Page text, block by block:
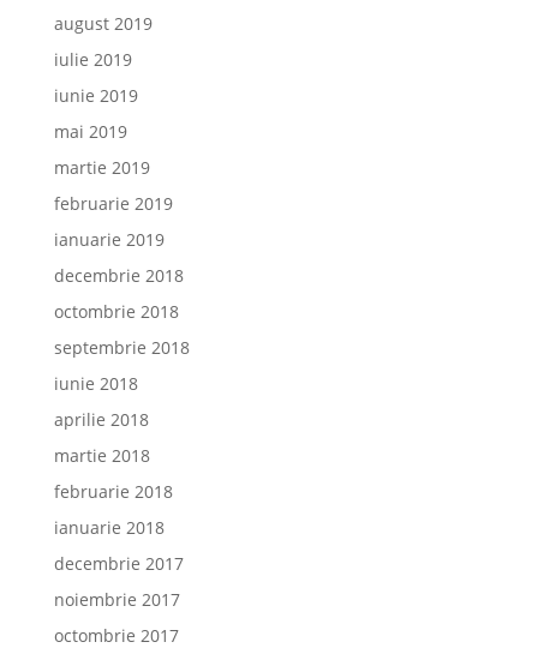
august 2019
iulie 2019
iunie 2019
mai 2019
martie 2019
februarie 2019
ianuarie 2019
decembrie 2018
octombrie 2018
septembrie 2018
iunie 2018
aprilie 2018
martie 2018
februarie 2018
ianuarie 2018
decembrie 2017
noiembrie 2017
octombrie 2017